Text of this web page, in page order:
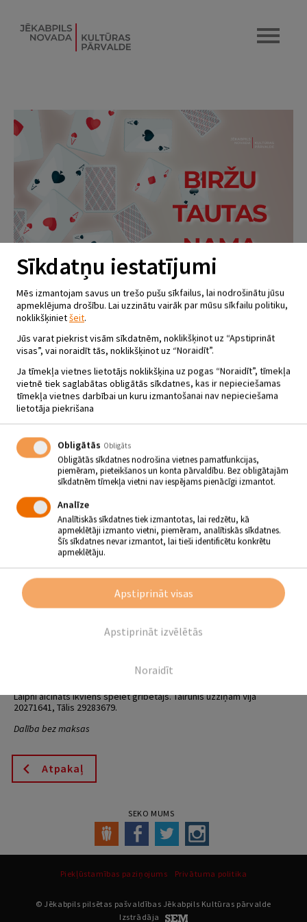
BIRŽU TAUTAS NAMA
ČEMPIONĀTS ZOLĪTĒ – 3.POSMS
18.01.2026 - plkst.10.00
Biržu Tautas nams
Dalībnieku reģistrācija no plkst.9.45
Laipni aicināts ikviens spēlēt gribētājs. Tālrunis uzziņām Vija
20271641, Tālis 29283679.
Dalība bez maksas
Atpakaļ
SEKO MUMS
Piekļūstamības paziņojums Privātuma politika
© Jēkabpils pilsētas pašvaldības Jēkabpils Kultūras pārvalde
Izstrādāja
Sīkdatņu iestatījumi
Mēs izmantojam savus un trešo pušu sīkfailus, lai nodrošinātu jūsu
apmeklējuma drošību. Lai uzzinātu vairāk par mūsu sīkfailu politiku,
noklikšķinietšeit.
Jūs varat piekrist visām sīkdatnēm, noklikšķinot uz “Apstiprināt
visas”, vai noraidīt tās, noklikšķinot uz “Noraidīt”.
Ja tīmekļa vietnes lietotājs noklikšķina uz pogas “Noraidīt”, tīmekļa
vietnē tiek saglabātas obligātās sīkdatnes, kas ir nepieciešamas
tīmekļa vietnes darbībai un kuru izmantošanai nav nepieciešama
lietotāja piekrišana
Obligātās Obligāts
Obligātās sīkdatnes nodrošina vietnes pamatfunkcijas,
piemēram, pieteikšanos un konta pārvaldību. Bez obligātajām
sīkdatnēm tīmekļa vietni nav iespējams pienācīgi izmantot.
Analīze
Analītiskās sīkdatnes tiek izmantotas, lai redzētu, kā
apmeklētāji izmanto vietni, piemēram, analītiskās sīkdatnes.
Šīs sīkdatnes nevar izmantot, lai tieši identificētu konkrētu
apmeklētāju.
Noraidīt
Apstiprināt izvēlētās
Apstiprināt visas